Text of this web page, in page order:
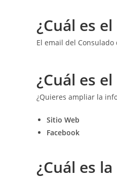
¿Cuál es
El email del
¿Cuál es
¿Quieres ampliar la
Sitio Web
Facebook
¿Cuál es